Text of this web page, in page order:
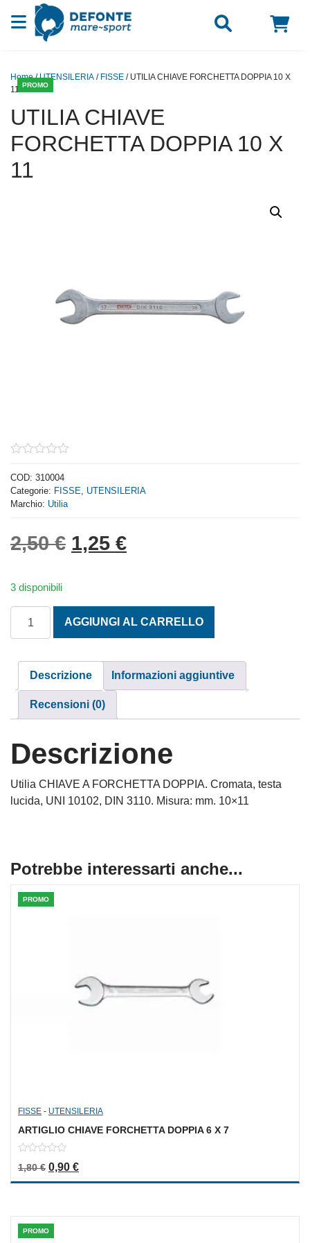
Vai al contenuto
PROMO
Home/UTENSILERIA / FISSE / UTILIA CHIAVE FORCHETTA DOPPIA 10 X
11
UTILIA CHIAVE
FORCHETTA DOPPIA 10 X
11
out
of
5
COD: 310004
Categorie: FISSE, UTENSILERIA
Marchio: Utilia
2,50€ Il prezzo originale era:
1,25 €Il prezzo attuale è:
3 disponibili
AGGIUNGI AL CARRELLO
Descrizione Informazioni aggiuntive
Recensioni (0)
Descrizione
Utilia CHIAVE A FORCHETTA DOPPIA. Cromata, testa
lucida, UNI 10102, DIN 3110. Misura: mm. 10×11
Potrebbe interessarti anche...
PROMO
FISSE - UTENSILERIA
ARTIGLIO CHIAVE FORCHETTA DOPPIA 6 X 7
out
1,80€ Il prezzo originale era: 1,80 €.
0,90 €Il prezzo attuale è: 0,90 €.
PROMO